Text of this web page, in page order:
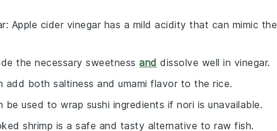
: Apple cider vinegar has a mild acidity that can mimic the
the necessary sweetness and dissolve well in vinegar.
add both saltiness and umami flavor to the rice.
be used to wrap sushi ingredients if nori is unavailable.
shrimp is a safe and tasty alternative to raw fish.